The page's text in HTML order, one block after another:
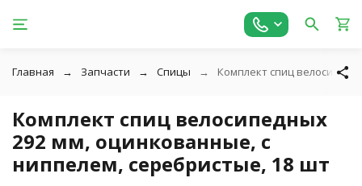
Главная Запчасти Спицы Комплект спиц
Комплект спиц велосипедных
292 мм, оцинкованные, с
ниппелем, серебристые, 18 шт